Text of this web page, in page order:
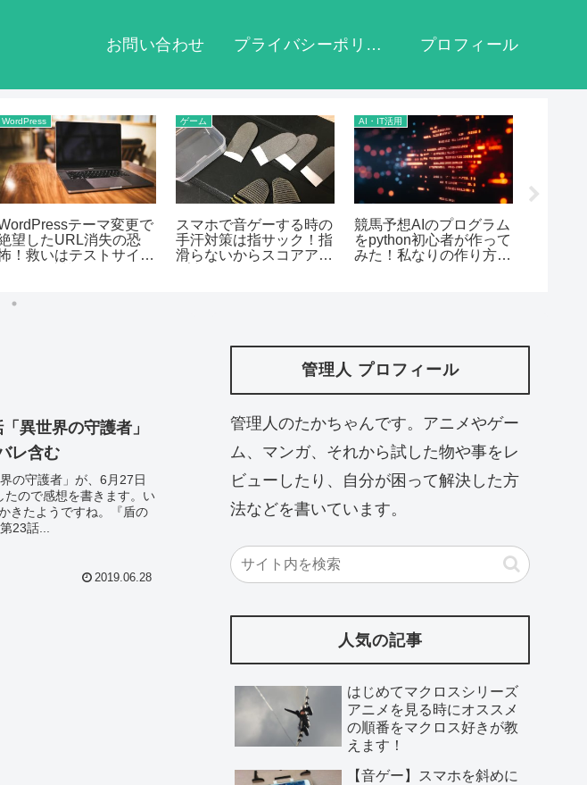
お問い合わせ プライバシーポリシーと運営者情報 プロフィール
WordPress
テーマ変更で
望したURL消失の恐
！救いはテストサイト
ゲーム
スマホで音ゲーする時の
手汗対策は指サック！指
滑らないからスコアアッ
AI・IT活用
競馬予想AIのプログラム
をpython初心者が作って
みた！私なりの作り方を
異世界の守護者」
レ含む
の守護者」が、6月27日
ので感想を書きます。い
きたようですね。『盾の
23話...
2019.06.28
管理人 プロフィール
管理人のたかちゃんです。アニメやゲー
ム、マンガ、それから試した物や事をレ
ビューしたり、自分が困って解決した方
法などを書いています。
人気の記事
はじめてマクロスシリーズ
アニメを見る時にオススメ
の順番をマクロス好きが教
えます！
【音ゲー】スマホを斜めに